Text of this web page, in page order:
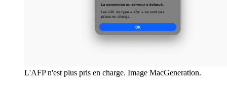
L'AFP n'est plus pris en charge. Image MacGeneration.